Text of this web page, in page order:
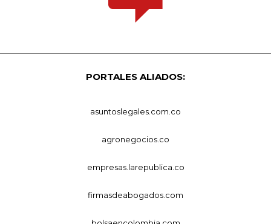
PORTALES ALIADOS:
asuntoslegales.com.co
agronegocios.co
empresas.larepublica.co
firmasdeabogados.com